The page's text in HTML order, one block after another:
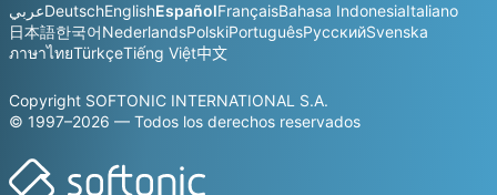
عربيDeutschEnglishEspañolFrançaisBahasa IndonesiaItaliano
日本語한국어NederlandsPolskiPortuguêsРусскийSvenska
ภาษาไทยTürkçeTiếng Việt中文
Copyright SOFTONIC INTERNATIONAL S.A.
© 1997–2026 — Todos los derechos reservados